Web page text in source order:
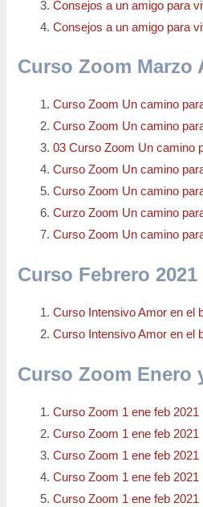
Consejos a un amigo para
Consejos a un amigo para
Curso Zoom Marzo
Curso Zoom Un camino
Curso Zoom Un camino
03 Curso Zoom Un camino
Curso Zoom Un camino
Curso Zoom Un camino
Curzo Zoom Un camino
Curso Zoom Un camino
Curso Febrero 2021
Curso Intensivo Amor en el
Curso Intensivo Amor en el
Curso Zoom Enero
Curso Zoom 1 ene feb 2021
Curso Zoom 1 ene feb 2021
Curso Zoom 1 ene feb 2021
Curso Zoom 1 ene feb 2021
Curso Zoom 1 ene feb 2021